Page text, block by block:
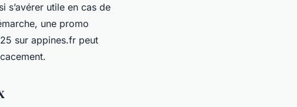
s’avérer utile en cas de
une promo
sur appines.fr peut